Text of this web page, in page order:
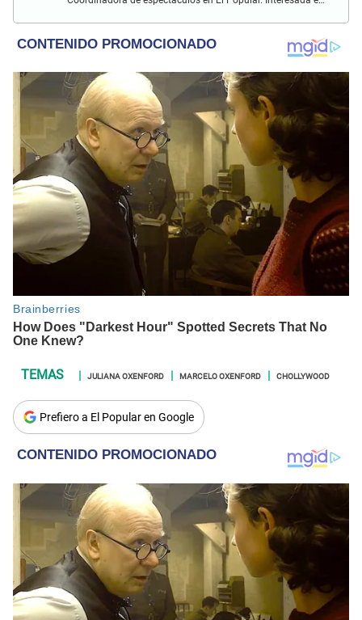
JULIANA OXENFORD MARCELO OXENFORD CHOLLYWOOD
Prefiero a El Popular en Google